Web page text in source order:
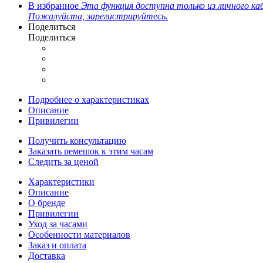
В избранное Эта функция доступна только из личного
Пожалуйста, зарегистрируйтесь.
Поделиться
Поделиться
Подробнее о характеристиках
Описание
Привилегии
Получить консультацию
Заказать ремешок к этим часам
Следить за ценой
Характеристики
Описание
О бренде
Привилегии
Уход за часами
Особенности материалов
Заказ и оплата
Доставка